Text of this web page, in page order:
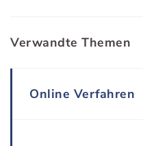
Verwandte Themen
Online Verfahren